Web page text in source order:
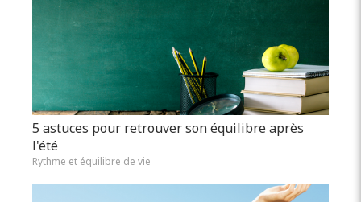
5 astuces pour retrouver son équilibre après
l'été
Rythme et équilibre de vie